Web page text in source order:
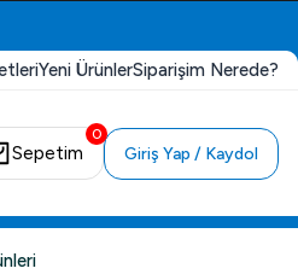
Yeni ÜrünlerSiparişim Nerede?
0
Sepetim Giriş Yap / Kaydol